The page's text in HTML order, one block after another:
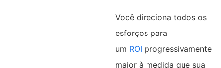
Você direciona todos os
esforços para
um ROI progressivamente
maior à medida que sua